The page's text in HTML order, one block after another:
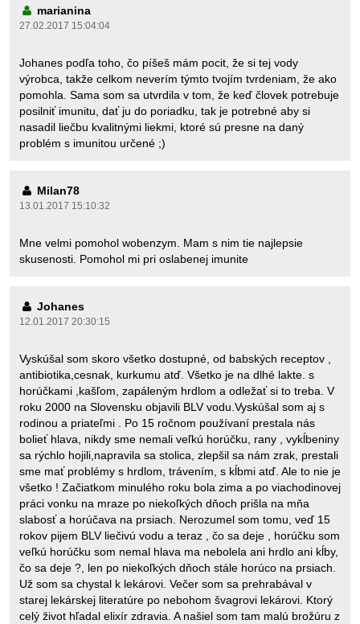
marianina
27.02.2017 15:04:04
Johanes podľa toho, čo píšeš mám pocit, že si tej vody
výrobca, takže celkom neverím týmto tvojím tvrdeniam, že ako
pomohla. Sama som sa utvrdila v tom, že keď človek potrebuje
posilniť imunitu, dať ju do poriadku, tak je potrebné aby si
nasadil liečbu kvalitnými liekmi, ktoré sú presne na daný
problém s imunitou určené ;)
Milan78
13.01.2017 15:10:32
Mne velmi pomohol wobenzym. Mam s nim tie najlepsie
skusenosti. Pomohol mi pri oslabenej imunite
Johanes
12.01.2017 20:30:15
Vyskúšal som skoro všetko dostupné, od babských receptov ,
antibiotika,cesnak, kurkumu atď. Všetko je na dlhé lakte. s
horúčkami ,kašľom, zapáleným hrdlom a odležať si to treba. V
roku 2000 na Slovensku objavili BLV vodu.Vyskúšal som aj s
rodinou a priateľmi . Po 15 ročnom používaní prestala nás
bolieť hlava, nikdy sme nemali veľkú horúčku, rany , vykĺbeniny
sa rýchlo hojili,napravila sa stolica, zlepšil sa nám zrak, prestali
sme mať problémy s hrdlom, trávením, s kĺbmi atď. Ale to nie je
všetko ! Začiatkom minulého roku bola zima a po viachodinovej
práci vonku na mraze po niekoľkých dňoch prišla na mňa
slabosť a horúčava na prsiach. Nerozumel som tomu, veď 15
rokov pijem BLV liečivú vodu a teraz , čo sa deje , horúčku som
veľkú horúčku som nemal hlava ma nebolela ani hrdlo ani kĺby,
čo sa deje ?, len po niekoľkých dňoch stále horúco na prsiach.
Už som sa chystal k lekárovi. Večer som sa prehrabával v
starej lekárskej literatúre po nebohom švagrovi lekárovi. Ktorý
celý život hľadal elixír zdravia. A našiel som tam malú brožúru z